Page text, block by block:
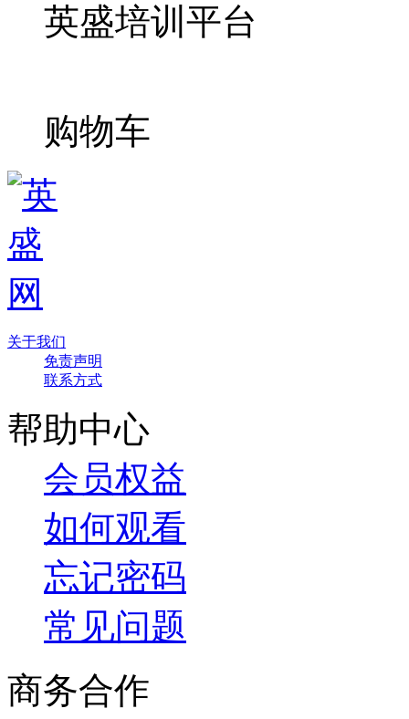
英盛培训平台
购物车
关于我们
免责声明
联系方式
帮助中心
会员权益
如何观看
忘记密码
常见问题
商务合作